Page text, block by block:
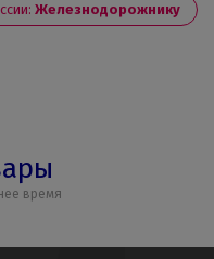
Железнодорожнику
время